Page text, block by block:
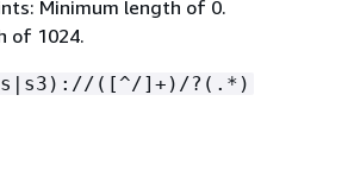
Minimum length of 0.
of 1024.
([^/]+)/?(.*)